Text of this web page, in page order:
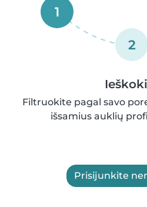
1
2
Filtruokite pagal savo
išsamius auklių
Prisijunkite